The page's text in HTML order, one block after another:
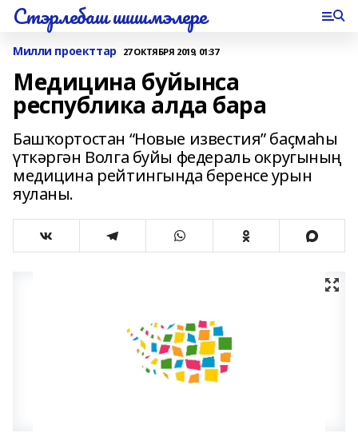
Стэрлебаш шишмэлере
Милли проекттар 27 ОКТЯБРЯ 2019, 01:37
Медицина буйынса
республика алда бара
Башҡортостан “Новые известия” баҫмаһы
үткәргән Волга буйы федераль округының
медицина рейтингында беренсе урын
яуланы.